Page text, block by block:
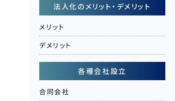
法人化のメリット・デメリット
メリット
デメリット
各種会社設立
合同会社